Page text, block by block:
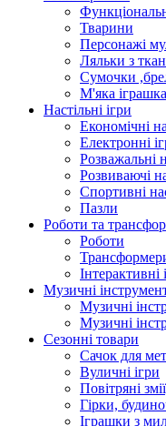
Тварини
Персонажі
Ляльки з
Сумочки
М'яка
Настільні ігри
Економічні
Електронні
Розважальні
Розвиваючі
Спортивні
Пазли
Роботи та
Роботи
Інтерактивні
Музичні
Музичні
Музичні
Сезонні товари
Сачок для
Вуличні ігри
Повітряні
Гірки,
Іграшки з